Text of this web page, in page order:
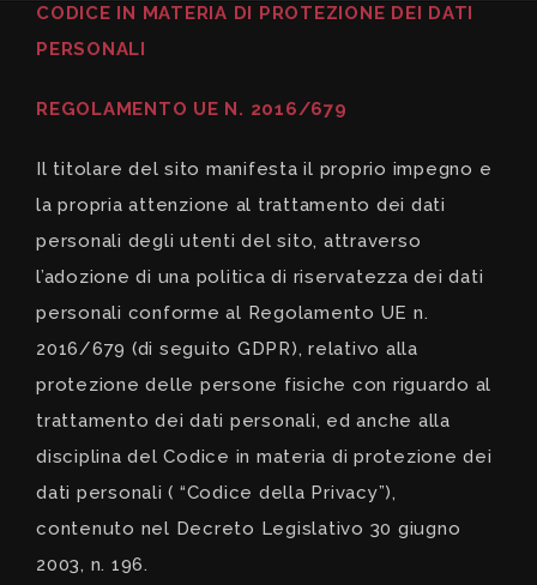
CODICE IN MATERIA DI PROTEZIONE DEI DATI
PERSONALI
REGOLAMENTO UE N. 2016/679
Il titolare del sito manifesta il proprio impegno e
la propria attenzione al trattamento dei dati
personali degli utenti del sito, attraverso
l’adozione di una politica di riservatezza dei dati
personali conforme al Regolamento UE n.
2016/679 (di seguito GDPR), relativo alla
protezione delle persone fisiche con riguardo al
trattamento dei dati personali, ed anche alla
disciplina del Codice in materia di protezione dei
dati personali ( “Codice della Privacy”),
contenuto nel Decreto Legislativo 30 giugno
2003, n. 196.